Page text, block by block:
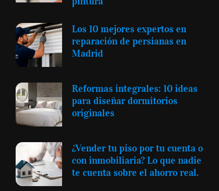
Los 10 mejores expertos en
reparación de persianas en
Madrid
Reformas integrales: 10 ideas
para diseñar dormitorios
originales
¿Vender tu piso por tu cuenta o
con inmobiliaria? Lo que nadie
te cuenta sobre el ahorro real.